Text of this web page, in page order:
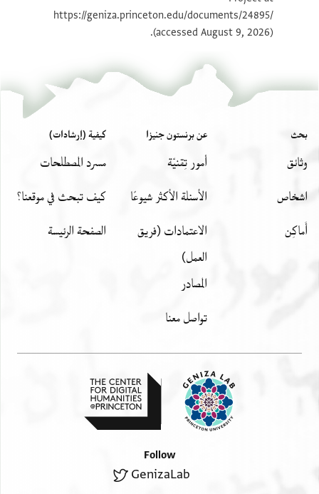
بيان أذونات الصورة
https://geniza.princeton.edu/documents/24895/
(accessed August 9, 2026).
بحث
وثائق
اشخاص
أَماكِن
عن برنستون جنيزا
أمور تِقنيّة
الأسئلة الأكثر شيوعًا
الاعتمادات (فريق
العمل)
المصادر
تواصل معنا
كيفية (إرشادات)
مسرد المصطلحات
كيف تبحث في موقعنا؟
الصفحة الرئيسة
Follow
GenizaLab